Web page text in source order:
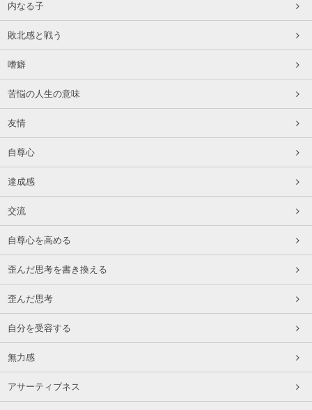
内なる子
敗北感と戦う
嗜癖
苦悩の人生の意味
友情
自尊心
達成感
交流
自尊心を高める
歪んだ思考を書き換える
歪んだ思考
自分を受容する
無力感
アサーティブネス